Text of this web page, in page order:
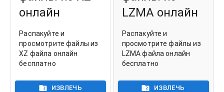
онлайн
Распакуйте и
просмотрите файлы из
XZ файла онлайн
бесплатно
ИЗВЛЕЧЬ
LZMA онлайн
Распакуйте и
просмотрите файлы из
LZMA файла онлайн
бесплатно
ИЗВЛЕЧЬ